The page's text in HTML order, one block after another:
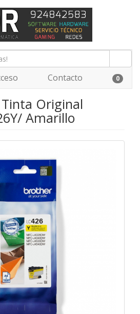
Contacto 0
Original
Amarillo